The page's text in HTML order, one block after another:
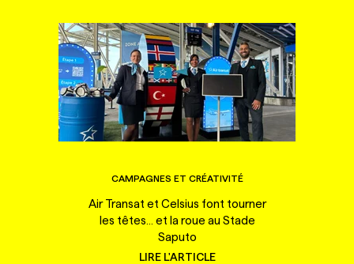
CAMPAGNES ET CRÉATIVITÉ
Air Transat et Celsius font tourner
les têtes... et la roue au Stade
Saputo
LIRE L'ARTICLE